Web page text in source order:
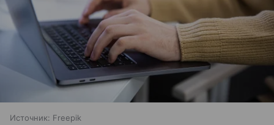
Источник: Freepik